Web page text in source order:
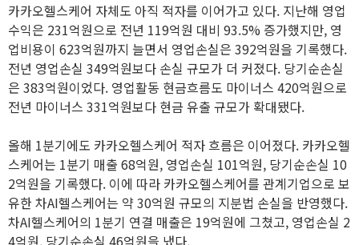
카카오헬스케어 자체도 아직 적자를 이어가고 있다. 지난해 영업
수익은 231억원으로 전년 119억원 대비 93.5% 증가했지만, 영
업비용이 623억원까지 늘면서 영업손실은 392억원을 기록했다.
전년 영업손실 349억원보다 손실 규모가 더 커졌다. 당기순손실
은 383억원이었다. 영업활동 현금흐름도 마이너스 420억원으로
전년 마이너스 331억원보다 현금 유출 규모가 확대됐다.
올해 1분기에도 카카오헬스케어 적자 흐름은 이어졌다. 카카오헬
스케어는 1분기 매출 68억원, 영업손실 101억원, 당기순손실 10
2억원을 기록했다. 이에 따라 카카오헬스케어를 관계기업으로 보
유한 차AI헬스케어는 약 30억원 규모의 지분법 손실을 반영했다.
차AI헬스케어의 1분기 연결 매출은 19억원에 그쳤고, 영업손실 2
4억원, 당기순손실 46억원을 냈다.